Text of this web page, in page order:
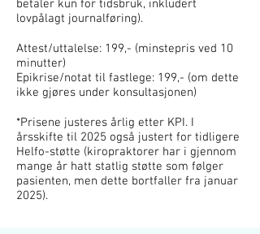
betaler kun for tidsbruk, inkludert
lovpålagt journalføring).
Attest/uttalelse: 199,- (minstepris ved 10
minutter)
Epikrise/notat til fastlege: 199,- (om dette
ikke gjøres under konsultasjonen)
*Prisene justeres årlig etter KPI. I
årsskifte til 2025 også justert for tidligere
Helfo-støtte (kiropraktorer har i gjennom
mange år hatt statlig støtte som følger
pasienten, men dette bortfaller fra januar
2025).